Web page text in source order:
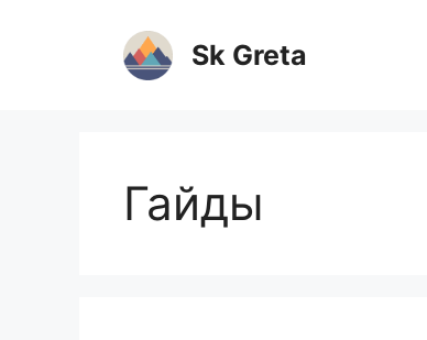
содержимому
Sk Greta
Гайды